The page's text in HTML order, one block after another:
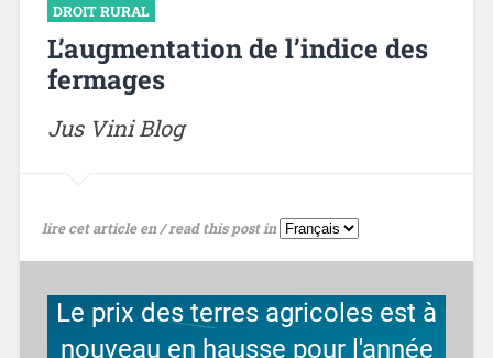
DROIT RURAL
L’augmentation de l’indice des
fermages
Jus Vini Blog
lire cet article en / read this post in
Le prix des terres agricoles est à
nouveau en hausse pour l'année